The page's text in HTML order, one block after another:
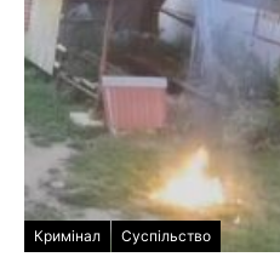
Кримінал Суспільство